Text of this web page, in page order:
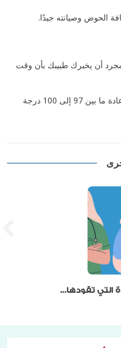
الحوض وصيانته جيدًا.
أن يخبرك طبيبك بأن وقت
– درجة حرارة الماء منظمة بشكل جيد، عادة ما بين 97 إلى 100 درجة
القوة التحويلية للولادة التي تقودها القابلات